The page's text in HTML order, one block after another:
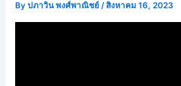
Byปภาวิน พงศ์พาณิชย์/สิงหาคม 16, 2023